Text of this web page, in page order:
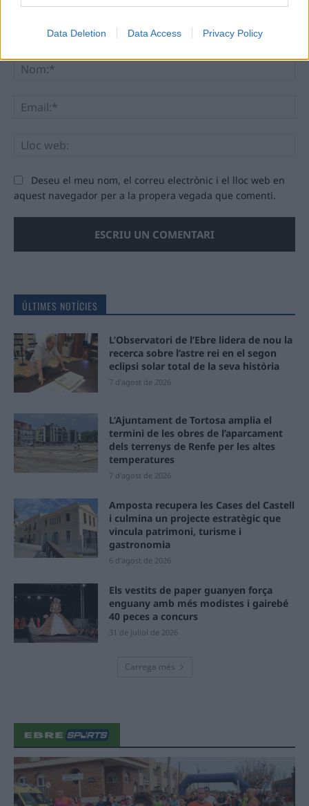
Data Deletion Data Access Privacy Policy
Deseu el meu nom, el correu electrònic i el lloc web en
aquest navegador per a la propera vegada que comenti.
ÚLTIMES NOTÍCIES
L’Observatori de l’Ebre lidera de nou la
recerca sobre l’astre rei en el segon
eclipsi solar total de la seva història
7 d'agost de 2026
L’Ajuntament de Tortosa amplia el
termini de les obres de l’aparcament
dels terrenys de Renfe per les altes
temperatures
7 d'agost de 2026
Amposta recupera les Cases del Castell
i culmina un projecte estratègic que
vincula patrimoni, turisme i
gastronomia
6 d'agost de 2026
Els vestits de paper guanyen força
enguany amb més modistes i gairebé
40 peces a concurs
31 de juliol de 2026
Carrega més